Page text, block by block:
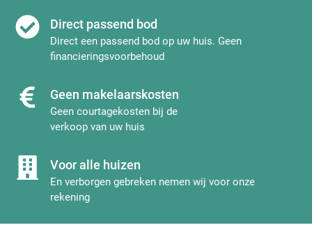
Direct passend bod
Direct een passend bod op uw huis. Geen
financieringsvoorbehoud
Geen makelaarskosten
Geen courtagekosten bij de
verkoop van uw huis
Voor alle huizen
En verborgen gebreken nemen wij voor onze
rekening